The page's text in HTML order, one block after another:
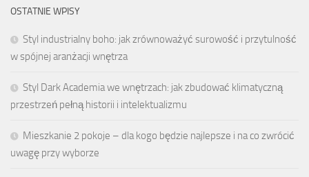
OSTATNIE WPISY
Styl industrialny boho: jak zrównoważyć surowość i przytulność
w spójnej aranżacji wnętrza
Styl Dark Academia we wnętrzach: jak zbudować klimatyczną
przestrzeń pełną historii i intelektualizmu
Mieszkanie 2 pokoje – dla kogo będzie najlepsze i na co zwrócić
uwagę przy wyborze